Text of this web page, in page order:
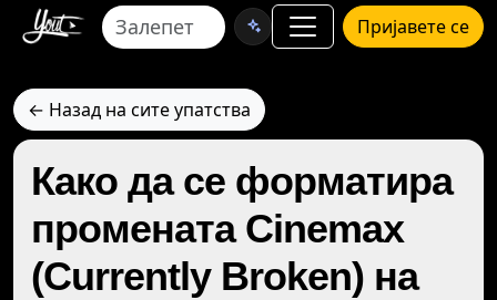
Пријавете се
← Назад на сите упатства
Како да се форматира
промената Cinemax
(Currently Broken) на